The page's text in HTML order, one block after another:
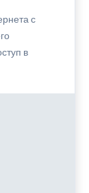
с
в